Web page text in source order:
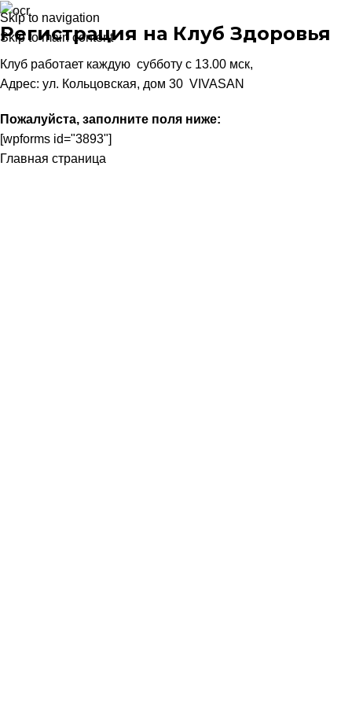
Skip to navigation
Skip to main content
Регистрация на Клуб Здоровья
Клуб работает каждую субботу с 13.00 мск,
Адрес: ул. Кольцовская, дом 30 VIVASAN
Пожалуйста, заполните поля ниже:
[wpforms id="3893"]
Главная страница